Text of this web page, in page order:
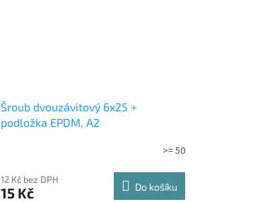
Šroub dvouzávitový 6x25 +
podložka EPDM, A2
>= 50
12 Kč bez DPH
15 Kč Do košíku